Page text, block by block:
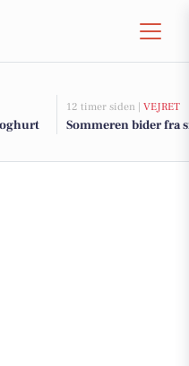
12 timer siden | VEJRET
Sommeren bider fra